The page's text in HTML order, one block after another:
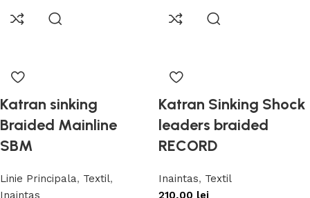
Katran sinking
Braided Mainline
SBM
Linie Principala, Textil,
Inaintas
Katran Sinking Shock
leaders braided
RECORD
Inaintas, Textil
210,00 lei